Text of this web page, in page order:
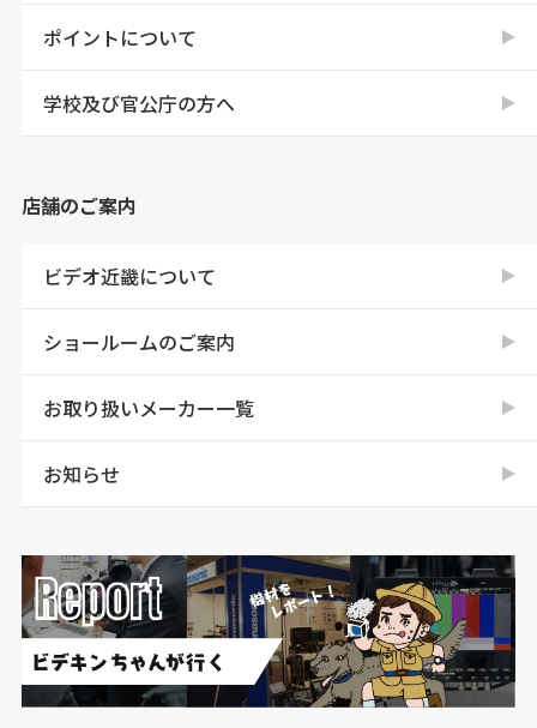
ポイントについて
学校及び官公庁の方へ
店舗のご案内
ビデオ近畿について
ショールームのご案内
お取り扱いメーカー一覧
お知らせ